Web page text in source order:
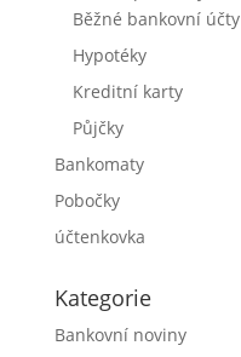
Běžné bankovní účty
Hypotéky
Kreditní karty
Půjčky
Bankomaty
Pobočky
účtenkovka
Kategorie
Bankovní noviny